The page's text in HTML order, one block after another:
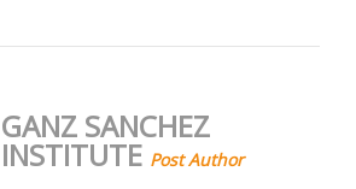
GANZ SANCHEZ
INSTITUTE Post Author